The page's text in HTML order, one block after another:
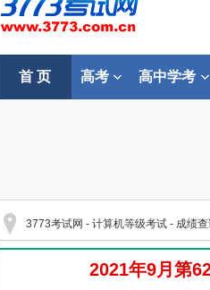
首 页 高考 高中学考
3773考试网 - 计算机等级考试 - 成绩查
2021年9月第